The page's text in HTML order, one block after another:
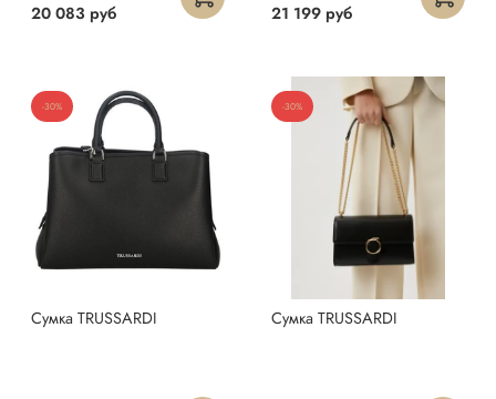
20 083 руб 21 199 руб
-30%
Сумка TRUSSARDI
-30%
Сумка TRUSSARDI